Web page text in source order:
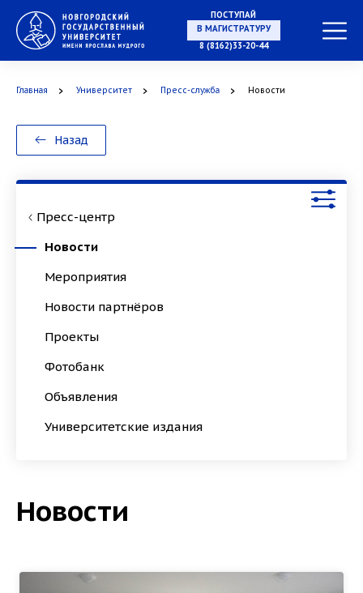
ПОСТУПАЙ
НА СПЕЦИАЛИТЕТ
8 (8162)33-20-44
Главная Университет Пресс-служба Новости
Назад
Пресс-центр
Новости
Мероприятия
Новости партнёров
Проекты
Фотобанк
Объявления
Университетские издания
Новости